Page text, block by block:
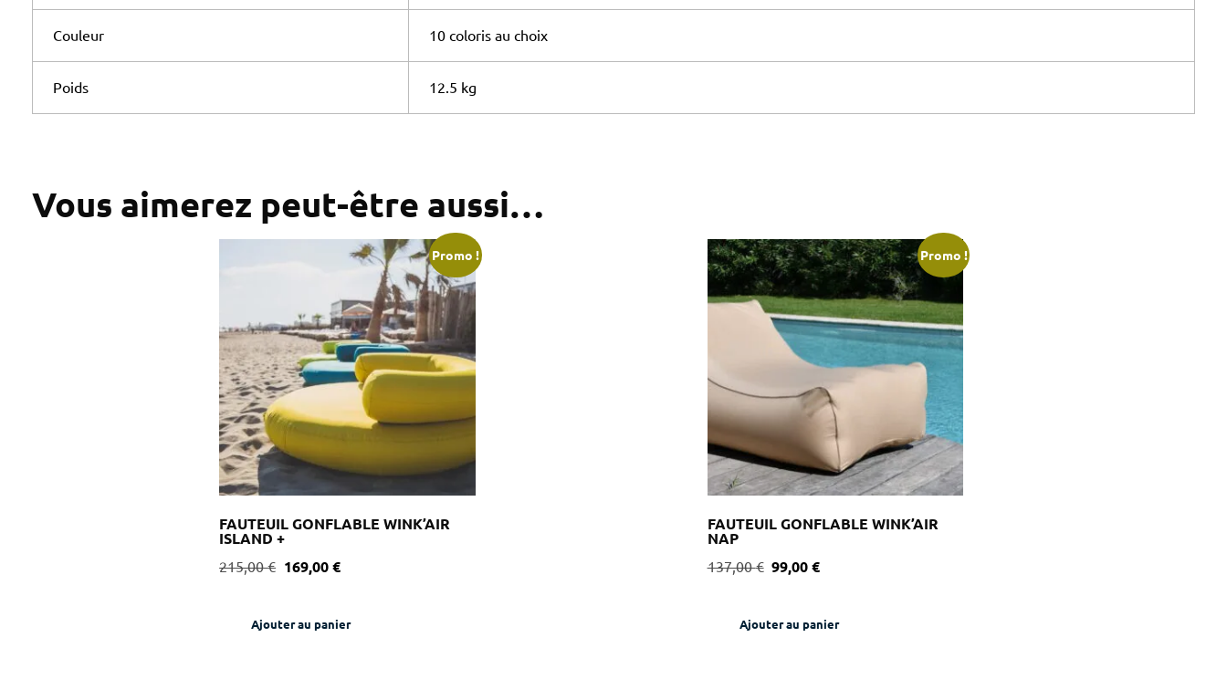
Couleur 10 coloris au choix
Poids 12.5 kg
Vous aimerez peut-être aussi…
Promo !
FAUTEUIL GONFLABLE WINK’AIR
ISLAND +
215,00€ 169,00 €
Ajouter au panier
Promo !
FAUTEUIL GONFLABLE WINK’AIR
NAP
137,00€ 99,00€
Ajouter au panier